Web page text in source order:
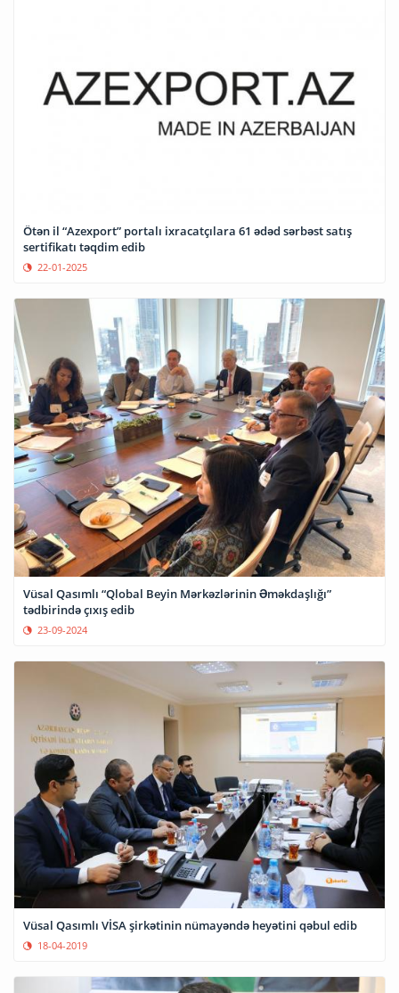
Ötən il “Azexport” portalı ixracatçılara 61 ədəd sərbəst satış
sertifikatı təqdim edib
22-01-2025
Vüsal Qasımlı “Qlobal Beyin Mərkəzlərinin Əməkdaşlığı”
tədbirində çıxış edib
23-09-2024
Vüsal Qasımlı VİSA şirkətinin nümayəndə heyətini qəbul edib
18-04-2019